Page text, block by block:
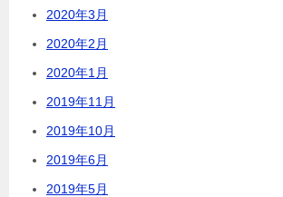
2020年3月
2020年2月
2020年1月
2019年11月
2019年10月
2019年6月
2019年5月